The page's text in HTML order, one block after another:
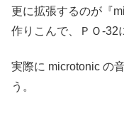
更に拡張するのが『
作りこんで、ＰＯ-32
実際に microtonic の
う。